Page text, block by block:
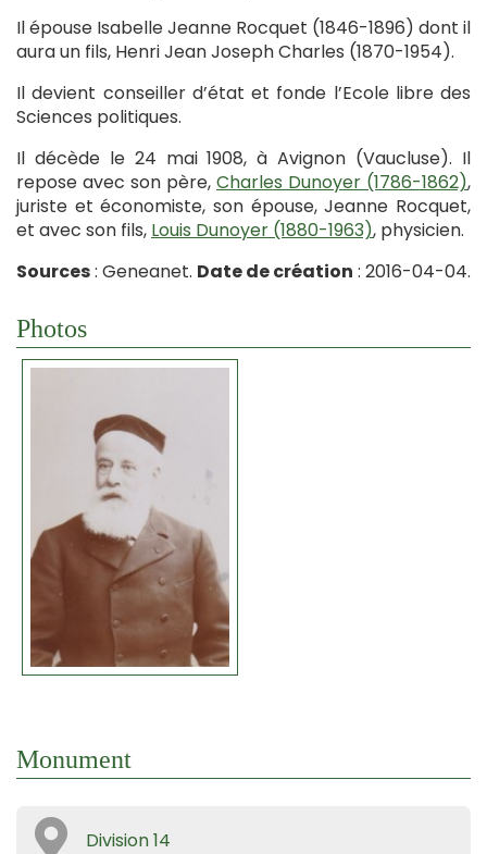
Il épouse Isabelle Jeanne Rocquet (1846-1896) dont il
aura un fils, Henri Jean Joseph Charles (1870-1954).
Il devient conseiller d’état et fonde l’Ecole libre des
Sciences politiques.
Il décède le 24 mai 1908, à Avignon (Vaucluse). Il
repose avec son père, Charles Dunoyer (1786-1862),
juriste et économiste, son épouse, Jeanne Rocquet,
et avec son fils, Louis Dunoyer (1880-1963), physicien.
Sources: Geneanet. Date de création : 2016-04-04.
Photos
Monument
Division 14